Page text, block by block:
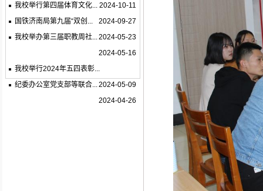
2024-10-11
我校举行第四届体育文化...
2024-09-27
国铁济南局第九届“双创...
2024-05-23
我校举办第三届职教周社...
2024-05-16
我校举行2024年五四表彰...
2024-05-09
纪委办公室党支部等联合...
2024-04-26